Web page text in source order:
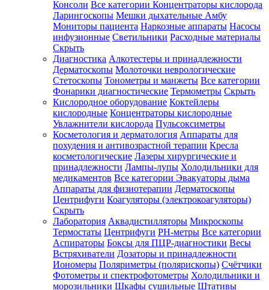
Консоли Все категории Концентраторы кислорода
Ларингоскопы Мешки дыхательные Амбу
Мониторы пациента Наркозные аппараты Насосы
инфузионные Светильники Расходные материалы
Скрыть
Диагностика Алкотестеры и принадлежности
Дерматоскопы Молоточки неврологические
Стетоскопы Тонометры и манжеты Все категории
Фонарики диагностические Термометры Скрыть
Кислородное оборудование Коктейлеры
кислородные Концентраторы кислородные
Увлажнители кислорода Пульсоксиметры
Косметология и дерматология Аппараты для
похудения и антивозрастной терапии Кресла
косметологические Лазеры хирургические и
принадлежности Лампы-лупы Холодильники для
медикаментов Все категории Эвакуаторы дыма
Аппараты для физиотерапии Дерматоскопы
Центрифуги Коагуляторы (электрокоагуляторы)
Скрыть
Лаборатория Аквадистилляторы Микроскопы
Термостаты Центрифуги PH-метры Все категории
Аспираторы Боксы для ПЦР-диагностики Весы
Встряхиватели Дозаторы и принадлежности
Иономеры Поляриметры (полярископы) Счётчики
Фотометры и спектрофотометры Холодильники и
морозильники Шкафы сушильные Штативы